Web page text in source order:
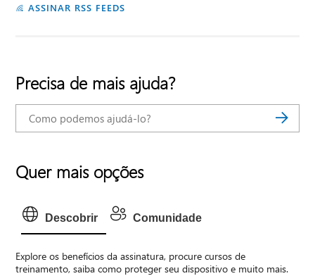
ASSINAR RSS FEEDS
Precisa de mais ajuda?
Quer mais opções
Descobrir Comunidade
Explore os benefícios da assinatura, procure cursos de
treinamento, saiba como proteger seu dispositivo e muito mais.